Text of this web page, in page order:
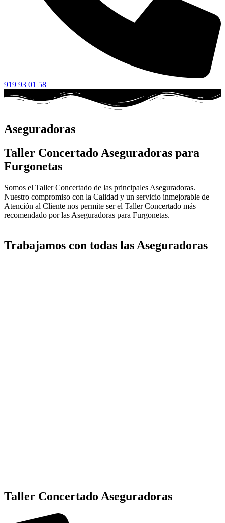
919 93 01 58
Aseguradoras
Taller Concertado Aseguradoras para
Furgonetas
Somos el Taller Concertado de las principales Aseguradoras.
Nuestro compromiso con la Calidad y un servicio inmejorable de
Atención al Cliente nos permite ser el Taller Concertado más
recomendado por las Aseguradoras para Furgonetas.
Trabajamos con todas las Aseguradoras
Taller Concertado Aseguradoras